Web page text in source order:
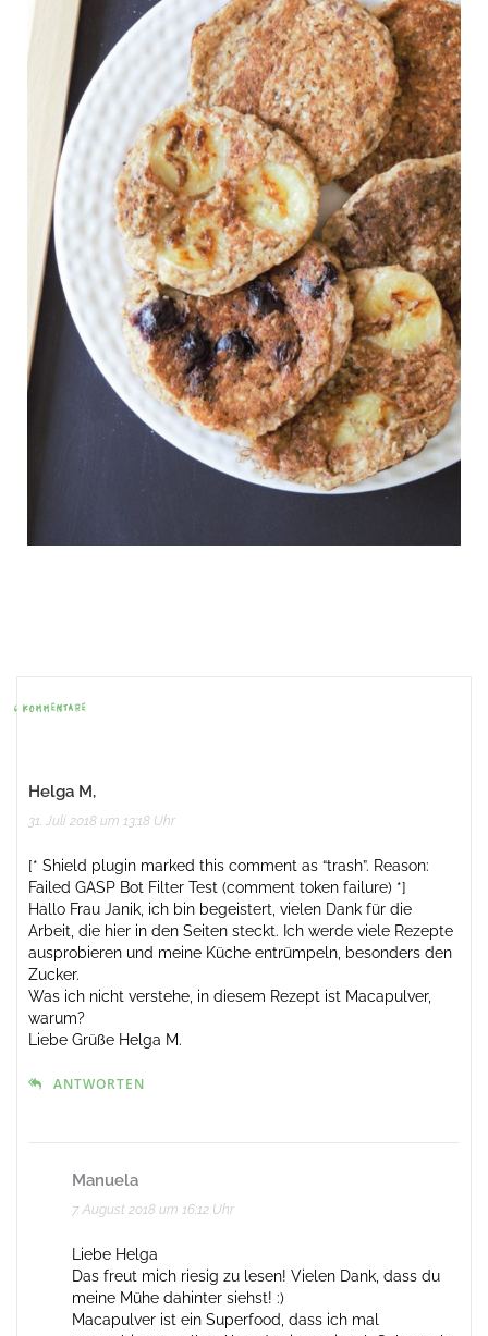
Navigation
6 KOMMENTARE
Helga M,
31. Juli 2018 um 13:18 Uhr
[* Shield plugin marked this comment as “trash”. Reason:
Failed GASP Bot Filter Test (comment token failure) *]
Hallo Frau Janik, ich bin begeistert, vielen Dank für die
Arbeit, die hier in den Seiten steckt. Ich werde viele Rezepte
ausprobieren und meine Küche entrümpeln, besonders den
Zucker.
Was ich nicht verstehe, in diesem Rezept ist Macapulver,
warum?
Liebe Grüße Helga M.
ANTWORTEN
Manuela
7. August 2018 um 16:12 Uhr
Liebe Helga
Das freut mich riesig zu lesen! Vielen Dank, dass du
meine Mühe dahinter siehst! :)
Macapulver ist ein Superfood, dass ich mal